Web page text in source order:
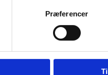
Præferenceroptimering
på tværs af websites.